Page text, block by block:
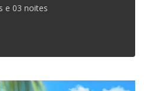
e 03 noites